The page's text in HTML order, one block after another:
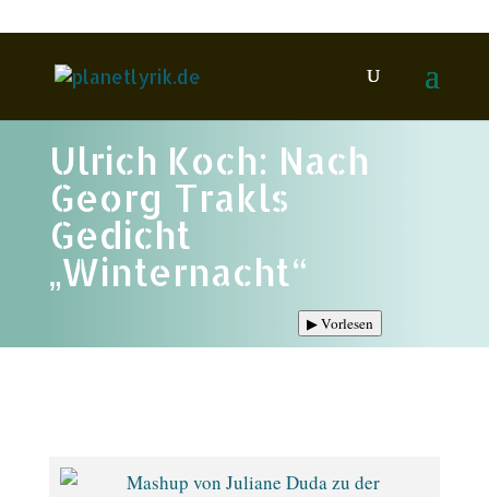
Ulrich Koch: Nach
Georg Trakls
Gedicht
„Winternacht“
▶Vorlesen